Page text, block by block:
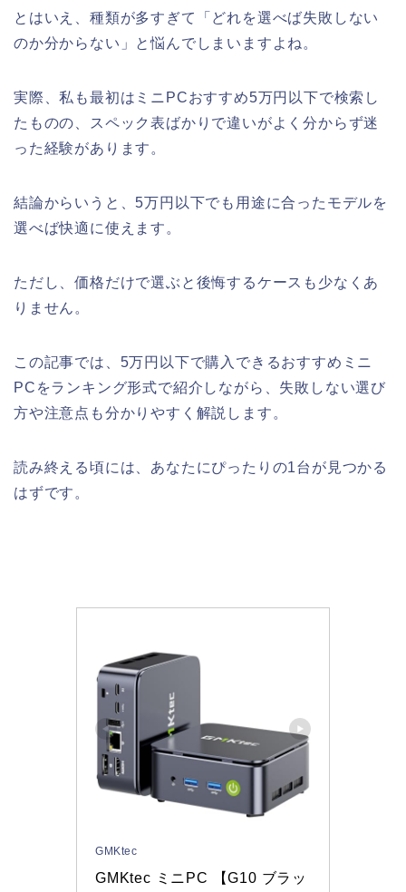
とはいえ、種類が多すぎて「どれを選べば失敗しない
のか分からない」と悩んでしまいますよね。
実際、私も最初はミニPCおすすめ5万円以下で検索し
たものの、スペック表ばかりで違いがよく分からず迷
った経験があります。
結論からいうと、5万円以下でも用途に合ったモデルを
選べば快適に使えます。
ただし、価格だけで選ぶと後悔するケースも少なくあ
りません。
この記事では、5万円以下で購入できるおすすめミニ
PCをランキング形式で紹介しながら、失敗しない選び
方や注意点も分かりやすく解説します。
読み終える頃には、あなたにぴったりの1台が見つかる
はずです。
GMKtec
GMKtec ミニPC 【G10 ブラッ